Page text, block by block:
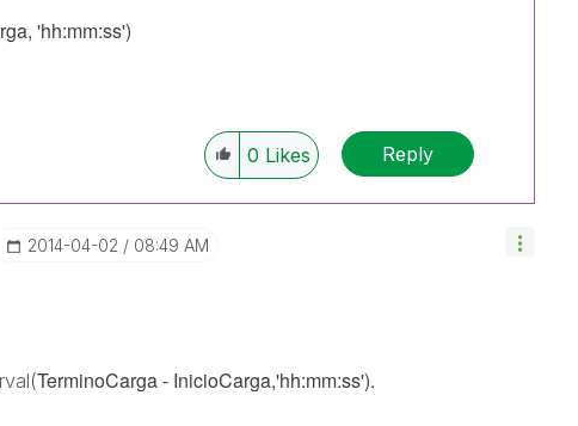
'hh:mm:ss')
0 Likes Reply
‎2014-04-02 08:49 AM
TerminoCarga - InicioCarga,'hh:mm:ss').